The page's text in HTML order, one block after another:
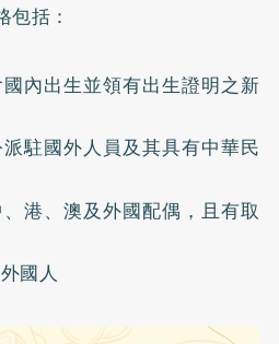
括：
內出生並領有出生證明之新
駐國外人員及其具有中華民
港、澳及外國配偶，且有取
國人